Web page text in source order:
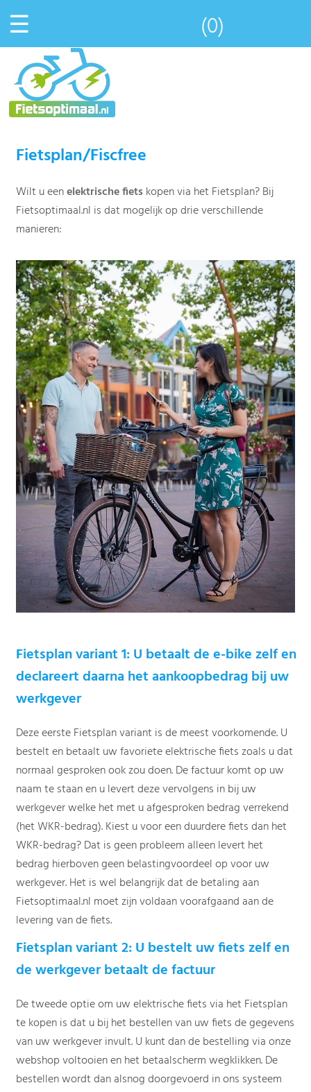
☰ (0)
Fietsplan/Fiscfree
Wilt u eenelektrische fietskopen via het Fietsplan? Bij
Fietsoptimaal.nl is dat mogelijk op drie verschillende
manieren:
Fietsplan variant 1: U betaalt de e-bike zelf en
declareert daarna het aankoopbedrag bij uw
werkgever
Deze eerste Fietsplan variant is de meest voorkomende. U
bestelt en betaalt uw favoriete elektrische fiets zoals u dat
normaal gesproken ook zou doen. De factuur komt op uw
naam te staan en u levert deze vervolgens in bij uw
werkgever welke het met u afgesproken bedrag verrekend
(het WKR-bedrag). Kiest u voor een duurdere fiets dan het
WKR-bedrag? Dat is geen probleem alleen levert het
bedrag hierboven geen belastingvoordeel op voor uw
werkgever. Het is wel belangrijk dat de betaling aan
Fietsoptimaal.nl moet zijn voldaan voorafgaand aan de
levering van de fiets.
Fietsplan variant 2: U bestelt uw fiets zelf en
de werkgever betaalt de factuur
De tweede optie om uw elektrische fiets via het Fietsplan
te kopen is dat u bij het bestellen van uw fiets de gegevens
van uw werkgever invult. U kunt dan de bestelling via onze
webshop voltooien en het betaalscherm wegklikken. De
bestellen wordt dan alsnog doorgevoerd in ons systeem